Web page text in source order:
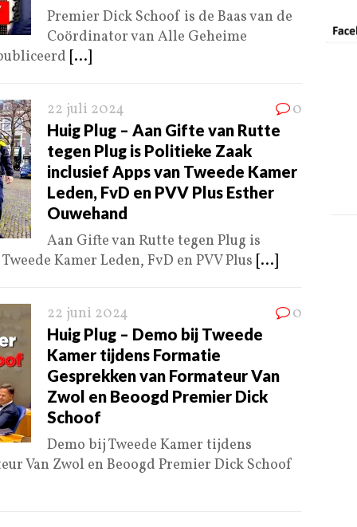
Premier Dick Schoof is de Baas van de
Coördinator van Alle Geheime
[...]
22 juli 2024 0
Huig Plug – Aan Gifte van Rutte
tegen Plug is Politieke Zaak
inclusief Apps van Tweede Kamer
Leden, FvD en PVV Plus Esther
Ouwehand
Aan Gifte van Rutte tegen Plug is
Kamer Leden, FvD en PVV Plus [...]
22 juni 2024 0
Huig Plug – Demo bij Tweede
Kamer tijdens Formatie
Gesprekken van Formateur Van
Zwol en Beoogd Premier Dick
Schoof
Demo bij Tweede Kamer tijdens
Van Zwol en Beoogd Premier Dick Schoof